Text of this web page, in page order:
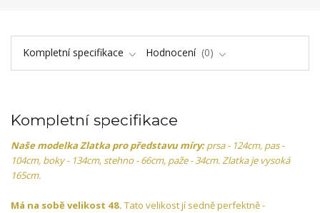
Kompletní specifikace Hodnocení 0
Kompletní specifikace
Naše modelka Zlatka pro představu míry:prsa - 124cm, pas -
104cm, boky - 134cm, stehno - 66cm, paže - 34cm. Zlatka je vysoká
165cm.
Má na sobě velikost 48. Tato velikost jí sedně perfektně -